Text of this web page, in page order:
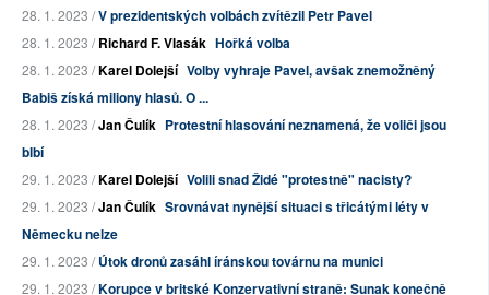
28. 1. 2023 /V prezidentských volbách zvítězil Petr Pavel
28. 1. 2023 /Richard F. Vlasák Hořká volba
28. 1. 2023 /Karel Dolejší Volby vyhraje Pavel, avšak znemožněný
Babiš získá miliony hlasů. O ...
28. 1. 2023 /Jan Čulík Protestní hlasování neznamená, že voliči jsou
blbí
29. 1. 2023 /Karel Dolejší Volili snad Židé "protestně" nacisty?
29. 1. 2023 /Jan Čulík Srovnávat nynější situaci s třicátými léty v
Německu nelze
29. 1. 2023 /Útok dronů zasáhl íránskou továrnu na munici
29. 1. 2023 /Korupce v britské Konzervativní straně: Sunak konečně